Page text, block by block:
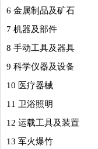
6 金属制品及矿石
7 机器及部件
8 手动工具及器具
9 科学仪器及设备
10 医疗器械
11 卫浴照明
12 运载工具及装置
13 军火爆竹